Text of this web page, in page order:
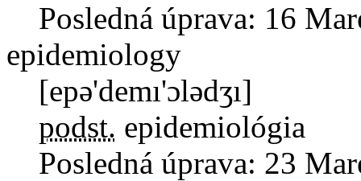
Posledná úprava: 16
epidemiology
[epə'demı'ɔlədʒı]
podst. epidemiológia
Posledná úprava: 23